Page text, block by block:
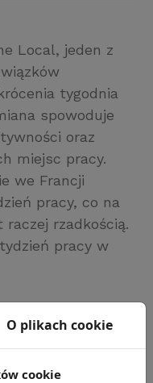
Local, jeden z
tygodnia
spowoduje
oraz
miejsc pracy.
we Francji
pracy, co na
rzadkością.
pracy w
O plikach cookie
cookie